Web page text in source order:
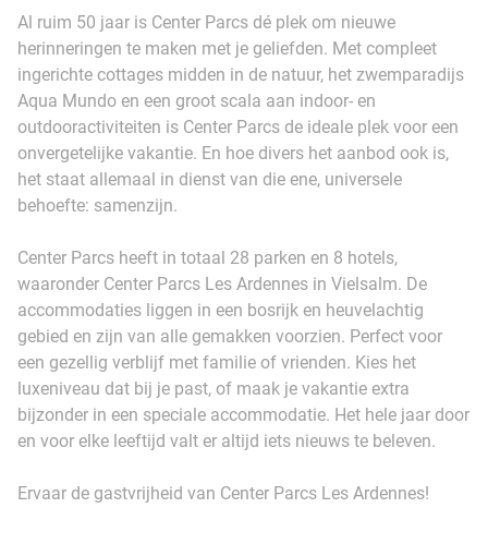
Al ruim 50 jaar is Center Parcs dé plek om nieuwe
herinneringen te maken met je geliefden. Met compleet
ingerichte cottages midden in de natuur, het zwemparadijs
Aqua Mundo en een groot scala aan indoor- en
outdooractiviteiten is Center Parcs de ideale plek voor een
onvergetelijke vakantie. En hoe divers het aanbod ook is,
het staat allemaal in dienst van die ene, universele
behoefte: samenzijn.
Center Parcs heeft in totaal 28 parken en 8 hotels,
waaronder Center Parcs Les Ardennes in Vielsalm. De
accommodaties liggen in een bosrijk en heuvelachtig
gebied en zijn van alle gemakken voorzien. Perfect voor
een gezellig verblijf met familie of vrienden. Kies het
luxeniveau dat bij je past, of maak je vakantie extra
bijzonder in een speciale accommodatie. Het hele jaar door
en voor elke leeftijd valt er altijd iets nieuws te beleven.
Ervaar de gastvrijheid van Center Parcs Les Ardennes!